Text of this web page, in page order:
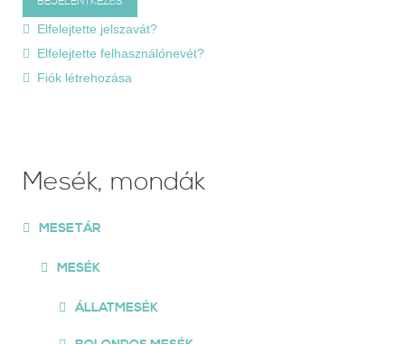
Elfelejtette jelszavát?
Elfelejtette felhasználónevét?
Fiók létrehozása
Mesék, mondák
MESETÁR
MESÉK
ÁLLATMESÉK